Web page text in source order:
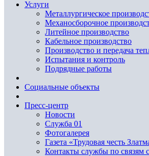
Услуги
Металлургическое
Механосборочное
Литейное производство
Кабельное производство
Производство и передача
Испытания и контроль
Подрядные работы
Социальные объекты
Пресс-центр
Новости
Служба 01
Фотогалерея
Газета «Трудовая честь
Контакты службы по связям